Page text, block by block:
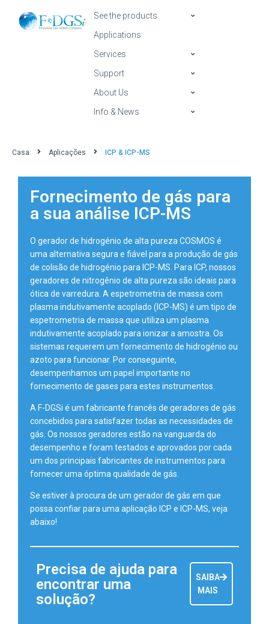
See the products
Applications
Services
Support
About Us
Info & News
Casa Aplicações ICP & ICP-MS
Fornecimento de gás para
a sua análise ICP-MS
O gerador de hidrogénio de alta pureza COSMOS é
uma alternativa segura e fiável para a produção de gás
de colisão de hidrogénio para ICP-MS. Para ICP, nossos
geradores de nitrogênio de alta pureza são ideais para
ótica de varredura. A espetrometria de massa com
plasma indutivamente acoplado (ICP-MS) é um tipo de
espetrometria de massa que utiliza um plasma
indutivamente acoplado para ionizar a amostra. Os
sistemas requerem um fornecimento de hidrogénio ou
azoto para funcionar. Por conseguinte,
desempenhamos um papel importante no
fornecimento de gases para estes instrumentos.
A F-DGSi é um fabricante francês de geradores de gás
concebidos para satisfazer todas as necessidades de
gás. Os nossos geradores estão na vanguarda do
desempenho e foram testados e aprovados por cada
um dos principais fabricantes de instrumentos para
fornecer uma óptima qualidade de gás.
Se estiver à procura de um gerador de gás em que
possa confiar para uma aplicação ICP e ICP-MS, veja
abaixo!
Precisa de ajuda para
encontrar uma
solução?
SAIBA
MAIS